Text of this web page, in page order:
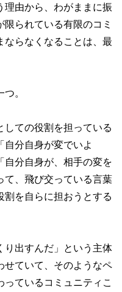
理由から、わがままに振
られている有限のコミ
ならなくなることは、最
。
ての役割を担っている
自分自身が変でいよ
自分自身が、相手の変を
て、飛び交っている言葉
割を自らに担おうとする
り出すんだ」という主体
せていて、そのようなペ
ているコミュニティこ